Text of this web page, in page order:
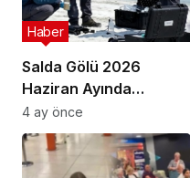
Salda Gölü 2026
Haziran Ayında
Uluslararası
Astrobiyoloji Etkinliğine
Ev Sahipliği Yapacak
Haber
4 ay önce